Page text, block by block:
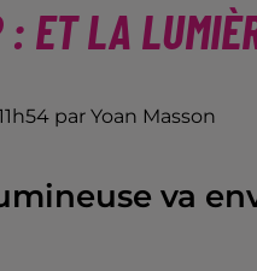
: ET LA
par Yoan Masson
va